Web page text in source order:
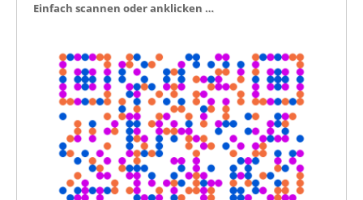
Ein­fach scan­nen oder anklicken …